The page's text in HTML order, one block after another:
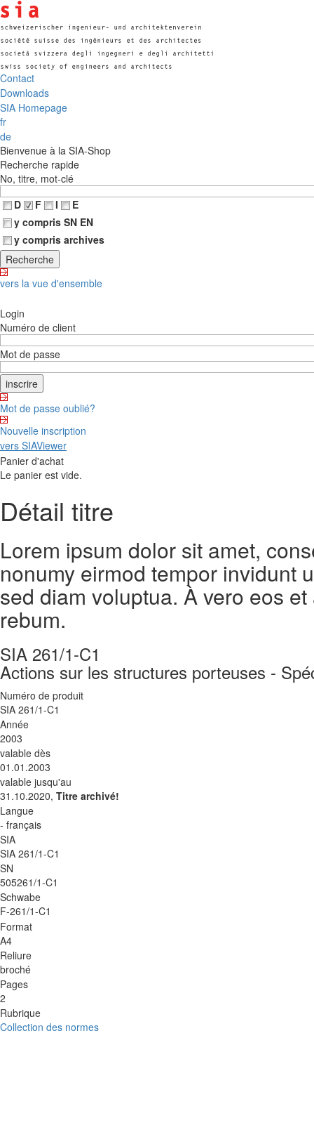
Contact
Downloads
SIA Homepage
fr
de
Bienvenue à la SIA-Shop
Recherche rapide
No, titre, mot-clé
D
F I
E
y compris SN EN
y compris archives
vers la vue d'ensemble
Login
Numéro de client
Mot de passe
Mot de passe oublié?
Nouvelle inscription
vers SIAViewer
Panier d'achat
Le panier est vide.
Détail titre
Lorem ipsum dolor sit amet,
nonumy eirmod tempor invidunt
sed diam voluptua. À vero eos
rebum.
SIA 261/1-C1
Actions sur les structures porteuses -
Numéro de produit
SIA 261/1-C1
Année
2003
valable dès
01.01.2003
valable jusqu'au
31.10.2020, Titre archivé!
Langue
- français
SIA
SIA 261/1-C1
SN
505261/1-C1
Schwabe
F-261/1-C1
Format
A4
Reliure
broché
Pages
2
Rubrique
Collection des normes